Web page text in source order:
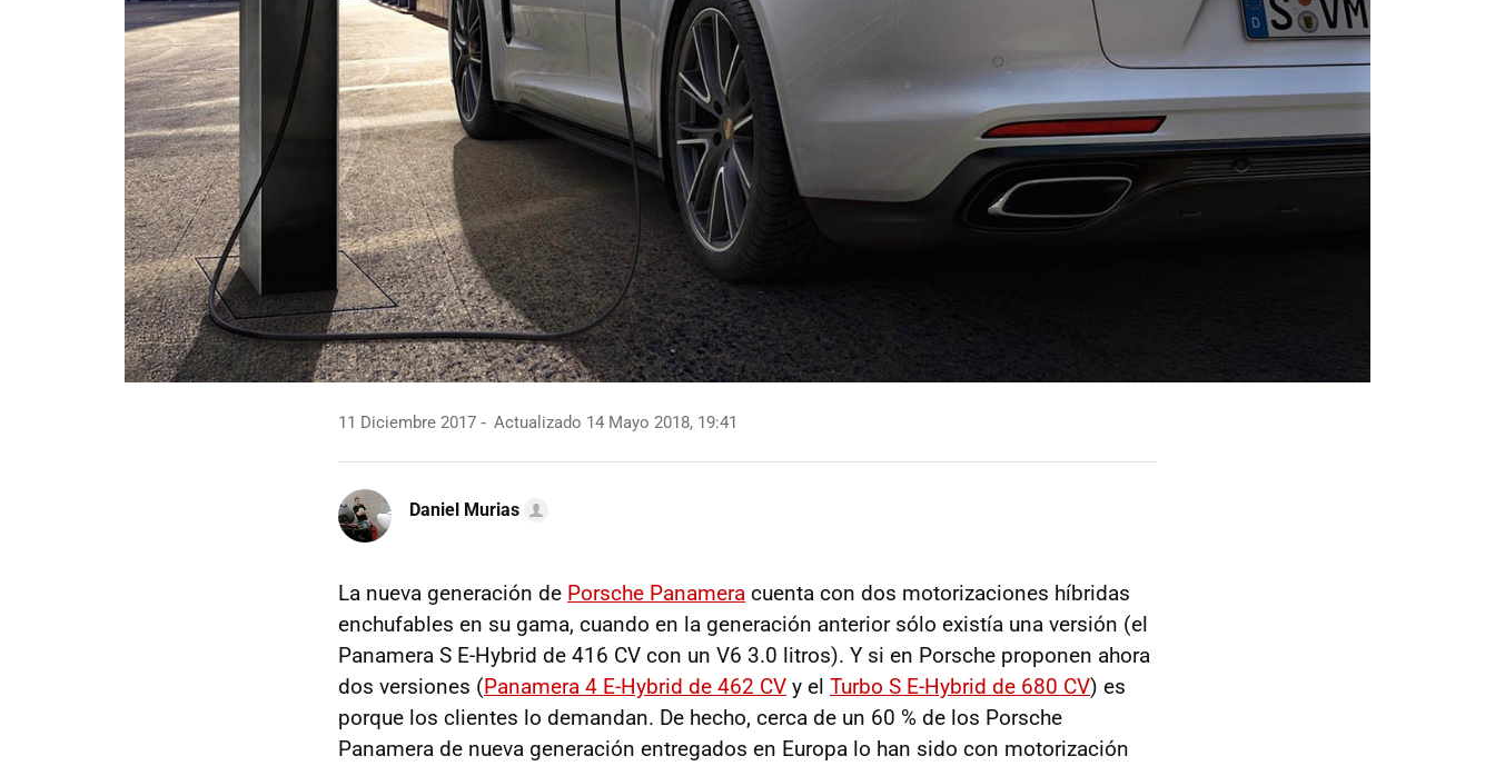
11 Diciembre 2017 Actualizado 14 Mayo 2018, 19:41
Daniel Murias
La nueva generación de Porsche Panamera cuenta con dos motorizaciones híbridas
enchufables en su gama, cuando en la generación anterior sólo existía una versión (el
Panamera S E-Hybrid de 416 CV con un V6 3.0 litros). Y si en Porsche proponen ahora
dos versiones (Panamera 4 E-Hybrid de 462 CV y el Turbo S E-Hybrid de 680 CV) es
porque los clientes lo demandan. De hecho, cerca de un 60 % de los Porsche
Panamera de nueva generación entregados en Europa lo han sido con motorización